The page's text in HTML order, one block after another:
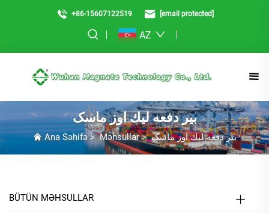
+86-15607122519 [email protected]
AZ
بیر دفعه ليك اوز ماسک
Ana Səhifə>Məhsullar>بیر دفعه ليك اوز ماسک
BÜTÜN MƏHSULLAR